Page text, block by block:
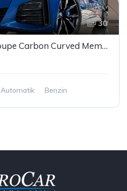
30
BMW M440i GranCoupe Carbon Curved Memory GSD H&K 19"
Automatik Benzin